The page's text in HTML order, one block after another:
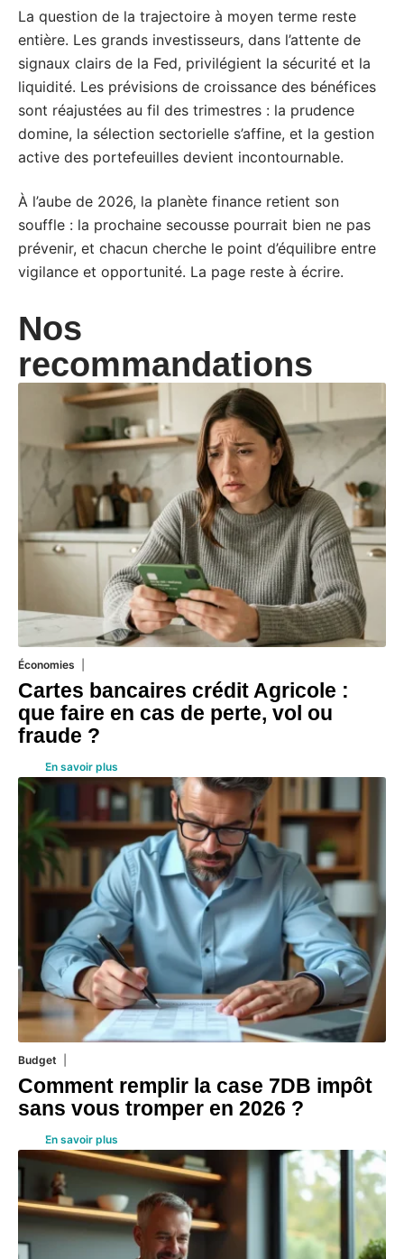
La question de la trajectoire à moyen terme reste
entière. Les grands investisseurs, dans l’attente de
signaux clairs de la Fed, privilégient la sécurité et la
liquidité. Les prévisions de croissance des bénéfices
sont réajustées au fil des trimestres : la prudence
domine, la sélection sectorielle s’affine, et la gestion
active des portefeuilles devient incontournable.
À l’aube de 2026, la planète finance retient son
souffle : la prochaine secousse pourrait bien ne pas
prévenir, et chacun cherche le point d’équilibre entre
vigilance et opportunité. La page reste à écrire.
Nos
recommandations
Économies
Cartes bancaires crédit Agricole :
que faire en cas de perte, vol ou
fraude ?
En savoir plus
Budget
Comment remplir la case 7DB impôt
sans vous tromper en 2026 ?
En savoir plus